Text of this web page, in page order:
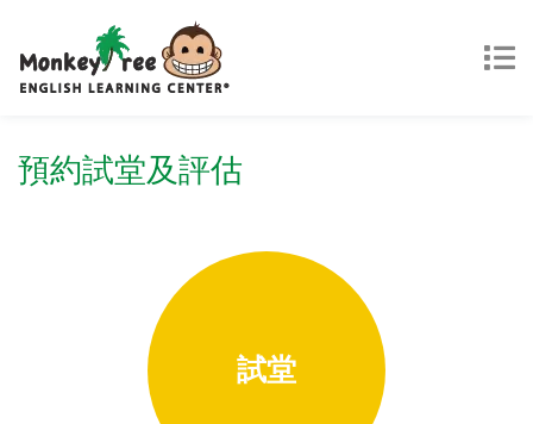
預約試堂及評估
試堂